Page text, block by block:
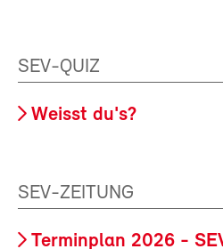
SEV-QUIZ
Weisst du's?
SEV-ZEITUNG
Terminplan 2026 -